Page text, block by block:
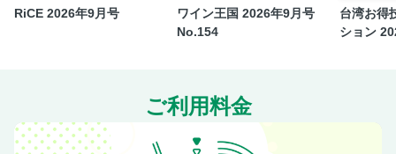
小樽／みどころ
小樽／グルメ／みやげ
余市・積丹／みどころ
RiCE 2026年9月号
ワイン王国 2026年9月号
No.154
台湾お得
ション
ご利用料金